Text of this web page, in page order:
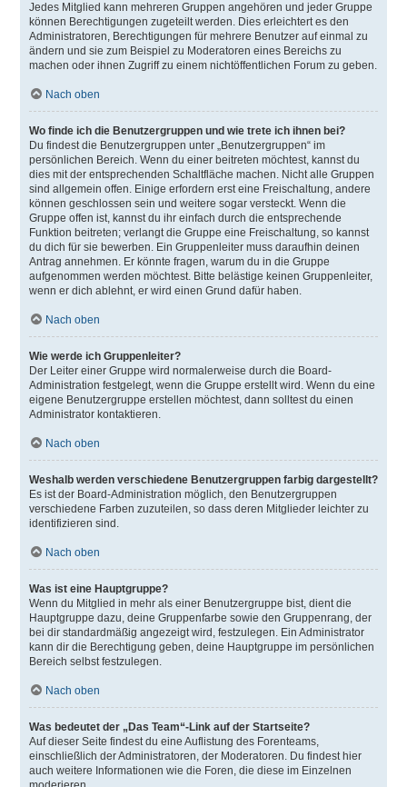
Jedes Mitglied kann mehreren Gruppen angehören und jeder Gruppe
können Berechtigungen zugeteilt werden. Dies erleichtert es den
Administratoren, Berechtigungen für mehrere Benutzer auf einmal zu
ändern und sie zum Beispiel zu Moderatoren eines Bereichs zu
machen oder ihnen Zugriff zu einem nichtöffentlichen Forum zu geben.
Nach oben
Wo finde ich die Benutzergruppen und wie trete ich ihnen bei?
Du findest die Benutzergruppen unter „Benutzergruppen“ im
persönlichen Bereich. Wenn du einer beitreten möchtest, kannst du
dies mit der entsprechenden Schaltfläche machen. Nicht alle Gruppen
sind allgemein offen. Einige erfordern erst eine Freischaltung, andere
können geschlossen sein und weitere sogar versteckt. Wenn die
Gruppe offen ist, kannst du ihr einfach durch die entsprechende
Funktion beitreten; verlangt die Gruppe eine Freischaltung, so kannst
du dich für sie bewerben. Ein Gruppenleiter muss daraufhin deinen
Antrag annehmen. Er könnte fragen, warum du in die Gruppe
aufgenommen werden möchtest. Bitte belästige keinen Gruppenleiter,
wenn er dich ablehnt, er wird einen Grund dafür haben.
Nach oben
Wie werde ich Gruppenleiter?
Der Leiter einer Gruppe wird normalerweise durch die Board-
Administration festgelegt, wenn die Gruppe erstellt wird. Wenn du eine
eigene Benutzergruppe erstellen möchtest, dann solltest du einen
Administrator kontaktieren.
Nach oben
Weshalb werden verschiedene Benutzergruppen farbig dargestellt?
Es ist der Board-Administration möglich, den Benutzergruppen
verschiedene Farben zuzuteilen, so dass deren Mitglieder leichter zu
identifizieren sind.
Nach oben
Was ist eine Hauptgruppe?
Wenn du Mitglied in mehr als einer Benutzergruppe bist, dient die
Hauptgruppe dazu, deine Gruppenfarbe sowie den Gruppenrang, der
bei dir standardmäßig angezeigt wird, festzulegen. Ein Administrator
kann dir die Berechtigung geben, deine Hauptgruppe im persönlichen
Bereich selbst festzulegen.
Nach oben
Was bedeutet der „Das Team“-Link auf der Startseite?
Auf dieser Seite findest du eine Auflistung des Forenteams,
einschließlich der Administratoren, der Moderatoren. Du findest hier
auch weitere Informationen wie die Foren, die diese im Einzelnen